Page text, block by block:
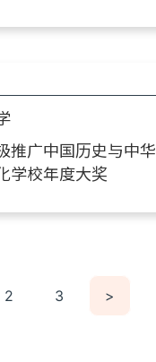
推广中国历史与中华
学校年度大奖
2 3 >